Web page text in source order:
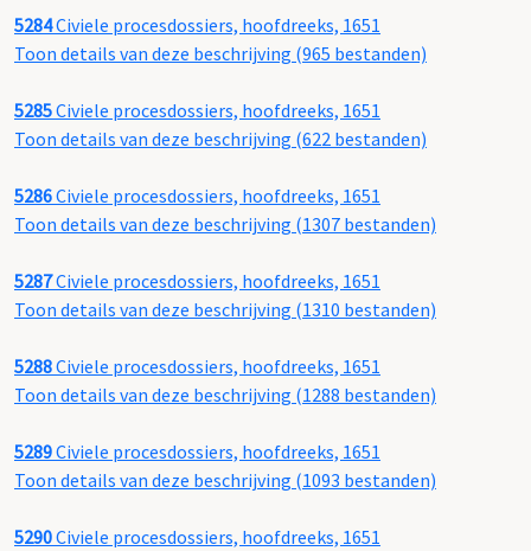
5284Civiele procesdossiers, hoofdreeks, 1651
Toon details van deze beschrijving (965 bestanden)
5285Civiele procesdossiers, hoofdreeks, 1651
Toon details van deze beschrijving (622 bestanden)
5286Civiele procesdossiers, hoofdreeks, 1651
Toon details van deze beschrijving (1307 bestanden)
5287Civiele procesdossiers, hoofdreeks, 1651
Toon details van deze beschrijving (1310 bestanden)
5288Civiele procesdossiers, hoofdreeks, 1651
Toon details van deze beschrijving (1288 bestanden)
5289Civiele procesdossiers, hoofdreeks, 1651
Toon details van deze beschrijving (1093 bestanden)
5290Civiele procesdossiers, hoofdreeks, 1651